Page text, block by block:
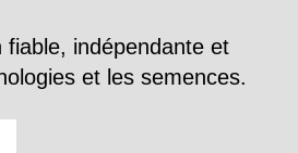
indépendante et
et les semences.